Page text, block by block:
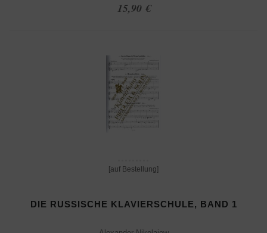
15,90 €
[auf Bestellung]
DIE RUSSISCHE KLAVIERSCHULE, BAND 1